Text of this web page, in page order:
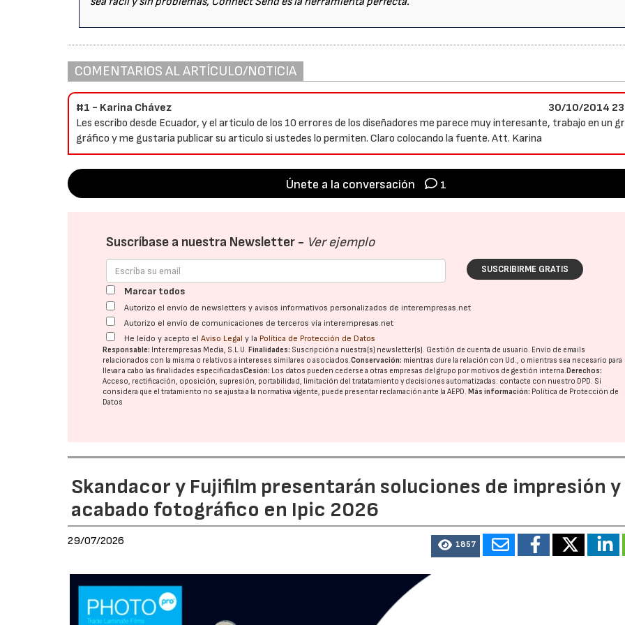
COMENTARIOS AL ARTÍCULO/NOTICIA
#1 - Karina Chávez
30/10/2014
Les escribo desde Ecuador, y el articulo de los 10 errores de los diseñadores me parece muy interesante, trabajo en un
gráfico y me gustaria publicar su articulo si ustedes lo permiten. Claro colocando la fuente. Att. Karina
Únete a la conversación 1
Suscríbase a nuestra Newsletter - Ver ejemplo
SUSCRIBIRME GRATIS
Marcar todos
Autorizo el envío de newsletters y avisos informativos personalizados de interempresas.net
Autorizo el envío de comunicaciones de terceros vía interempresas.net
He leído y acepto elAviso Legal y la Política de Protección de Datos
Responsable: Interempresas Media, S.L.U. Finalidades: Suscripción a nuestra(s) newsletter(s). Gestión de cuenta de usuario. Envío de emails
relacionados con la misma o relativos a intereses similares o asociados.Conservación: mientras dure la relación con Ud., o mientras sea necesario para
llevar a cabo las finalidades especificadasCesión: Los datos pueden cederse a otras empresas del grupo por motivos de gestión interna. Derechos:
Acceso, rectificación, oposición, supresión, portabilidad, limitación del tratatamiento y decisiones automatizadas: contacte con nuestro DPD. Si
considera que el tratamiento no se ajusta a la normativa vigente, puede presentar reclamación ante laAEPD. Más información: Política de Protección de
Datos
Skandacor y Fujifilm presentarán soluciones de impresión y
acabado fotográfico en Ipic 2026
29/07/2026 1857